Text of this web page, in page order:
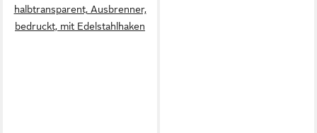
halbtransparent, Ausbrenner,
bedruckt, mit Edelstahlhaken